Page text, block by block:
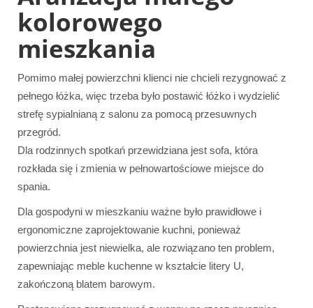
kolorowego
mieszkania
Pomimo małej powierzchni klienci nie chcieli rezygnować z
pełnego łóżka, więc trzeba było postawić łóżko i wydzielić
strefę sypialnianą z salonu za pomocą przesuwnych
przegród.
Dla rodzinnych spotkań przewidziana jest sofa, która
rozkłada się i zmienia w pełnowartościowe miejsce do
spania.
Dla gospodyni w mieszkaniu ważne było prawidłowe i
ergonomiczne zaprojektowanie kuchni, ponieważ
powierzchnia jest niewielka, ale rozwiązano ten problem,
zapewniając meble kuchenne w kształcie litery U,
zakończoną blatem barowym.